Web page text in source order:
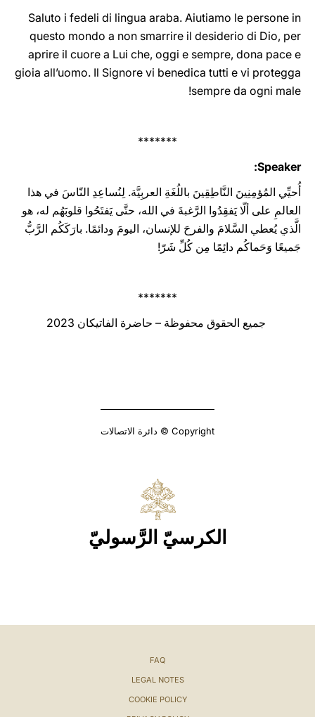
Saluto i fedeli di lingua araba. Aiutiamo le persone in
questo mondo a non smarrire il desiderio di Dio, per
aprire il cuore a Lui che, oggi e sempre, dona pace e
gioia all’uomo. Il Signore vi benedica tutti e vi protegga
‎sempre da ogni male‎‎‎‏!
*******
Speaker:
أُحيِّي المُؤمِنِينَ النَّاطِقِينَ باللُغَةِ العربِيَّة. لِنُساعِدِ النّاسَ في هذا
العالمِ على ألّا يَفقِدُوا الرَّغبةَ في الله، حتَّى يَفتَحُوا قلوبَهُم له، هو
الَّذي يُعطي السَّلامَ والفرحَ للإنسان، اليومَ ودائمًا. بارَكَكُم الرَّبُّ
جَميعًا وَحَماكُم دائِمًا مِن كُلِّ شَرّ!
*******
جميع الحقوق محفوظة – حاضرة الفاتيكان 2023
Copyright © دائرة الاتصالات
الكرسيّ الرَّسوليّ
FAQ
LEGAL NOTES
COOKIE POLICY